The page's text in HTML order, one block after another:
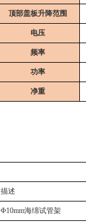
顶部盖板升降范围
电压
频率
功率
净重
描述
Φ10mm海绵试管架